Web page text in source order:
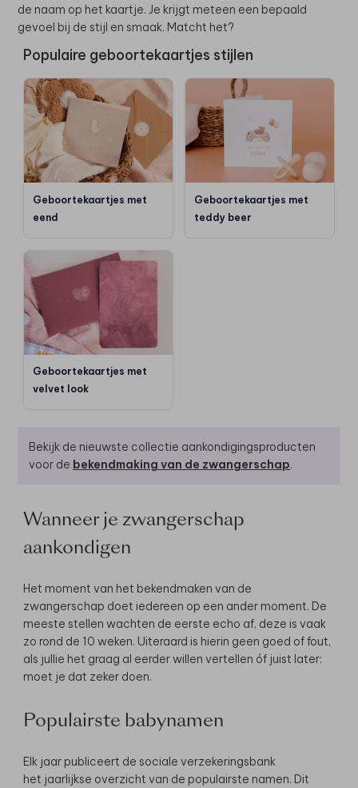
de naam op het kaartje. Je krijgt meteen een bepaald
gevoel bij de stijl en smaak. Matcht het?
Populaire geboortekaartjes stijlen
Geboortekaartjes met
eend
Geboortekaartjes met
teddy beer
Geboortekaartjes met
velvet look
Bekijk de nieuwste collectie aankondigingsproducten
voor de bekendmaking van de zwangerschap.
Wanneer je zwangerschap
aankondigen
Het moment van het bekendmaken van de
zwangerschap doet iedereen op een ander moment. De
meeste stellen wachten de eerste echo af, deze is vaak
zo rond de 10 weken. Uiteraard is hierin geen goed of fout,
als jullie het graag al eerder willen vertellen óf juist later:
moet je dat zeker doen.
Populairste babynamen
Elk jaar publiceert de sociale verzekeringsbank
het jaarlijkse overzicht van de populairste namen. Dit